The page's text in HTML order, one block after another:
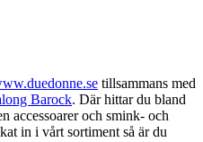
tillsammans med
Barock. Där hittar du bland
accessoarer och smink- och
in i vårt sortiment så är du